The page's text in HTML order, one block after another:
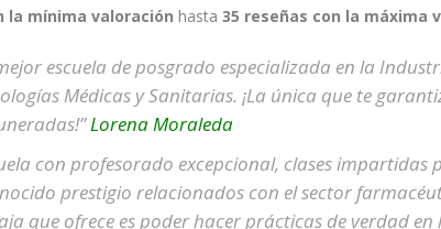
la mínima valoración hasta 35 reseñas con la máxima
escuela de posgrado especializada en la
Médicas y Sanitarias. ¡La única que te
Lorena Moraleda
con profesorado excepcional, clases impartidas
prestigio relacionados con el sector
que ofrece es poder hacer prácticas de verdad en